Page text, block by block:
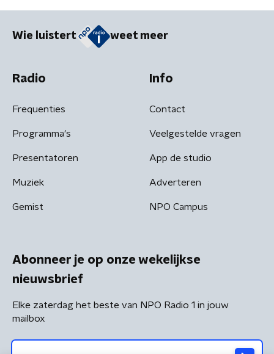
Wie luistert weet meer
Radio
Frequenties
Programma's
Presentatoren
Muziek
Gemist
Info
Contact
Veelgestelde vragen
App de studio
Adverteren
NPO Campus
Abonneer je op onze wekelijkse
nieuwsbrief
Elke zaterdag het beste van NPO Radio 1 in jouw
mailbox